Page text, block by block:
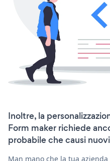
Inoltre, la
Form maker richiede
probabile che causi
Man mano che la tua